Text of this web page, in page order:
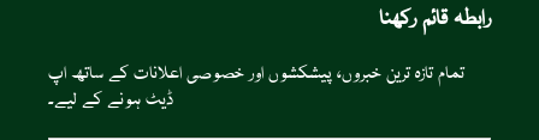
رابطہ قائم رکھنا
تمام تازہ ترین خبروں، پیشکشوں اور خصوصی اعلانات کے ساتھ اپ
ڈیٹ ہونے کے لیے۔